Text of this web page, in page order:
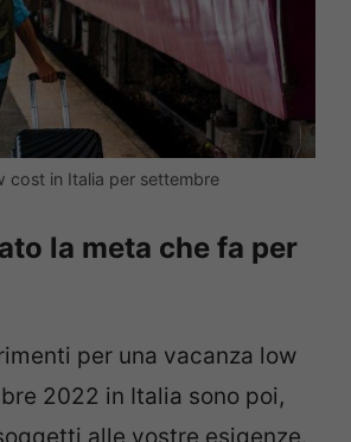
cost in Italia per settembre
la meta che fa per
per una vacanza low
2022 in Italia sono poi,